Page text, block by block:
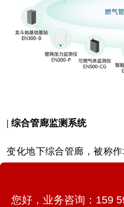
| 综合管廊监测系统
变化地下综合管廊，被称
您好，业务咨询：159